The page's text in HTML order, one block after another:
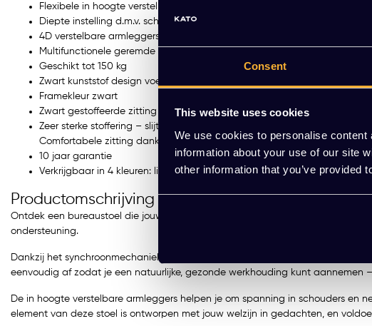
Consent
This website uses cookies
We use cookies to personalise
information about your use of our site
other information that you’ve provided
Flexibele in hoogte verstelbare lendensteun
Diepte instelling d.m.v. schuifzitting
4D verstelbare armleggers
Multifunctionele geremde wielen 60 mm
Geschikt tot 150 kg
Zwart kunststof design voetkruis
Framekleur zwart
Zwart gestoffeerde zitting & zwart net bespannen rug
Zeer sterke stoffering – slijtvastheid > 100.000 Martindale – brandwerend
Comfortabele zitting dankzij vulling van hoogwaardig schuim
10 jaar garantie
Verkrijgbaar in 4 kleuren: licht grijs, grafiet, blauw en zwart
Productomschrijving
Ontdek een bureaustoel die jouw werkdag echt ondersteunt. De Bureaustoel
ondersteuning.
Dankzij het synchroonmechaniek met gewichtsinstelling beweegt de stoel
eenvoudig af zodat je een natuurlijke, gezonde werkhouding kunt aannemen
De in hoogte verstelbare armleggers helpen je om spanning in schouders en
element van deze stoel is ontworpen met jouw welzijn in gedachten, en